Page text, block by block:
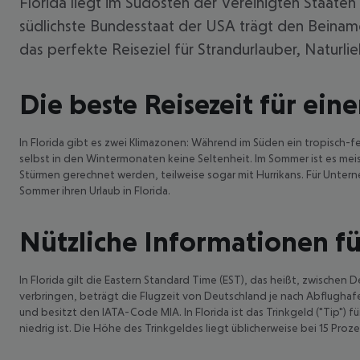
südlichste Bundesstaat der USA trägt den
das perfekte Reiseziel für Strandurlauber,
Die beste Reisezeit für
In Florida gibt es zwei Klimazonen: Während im Süden ein
selbst in den Wintermonaten keine Seltenheit. Im Sommer ist es
Stürmen gerechnet werden, teilweise sogar mit Hurrikans. Für
Sommer ihren Urlaub in Florida.
Nützliche Informationen
In Florida gilt die Eastern Standard Time (EST), das heißt, zwischen
verbringen, beträgt die Flugzeit von Deutschland je nach
und besitzt den IATA-Code MIA. In Florida ist das Trinkgeld ("Tip")
niedrig ist. Die Höhe des Trinkgeldes liegt üblicherweise bei 15